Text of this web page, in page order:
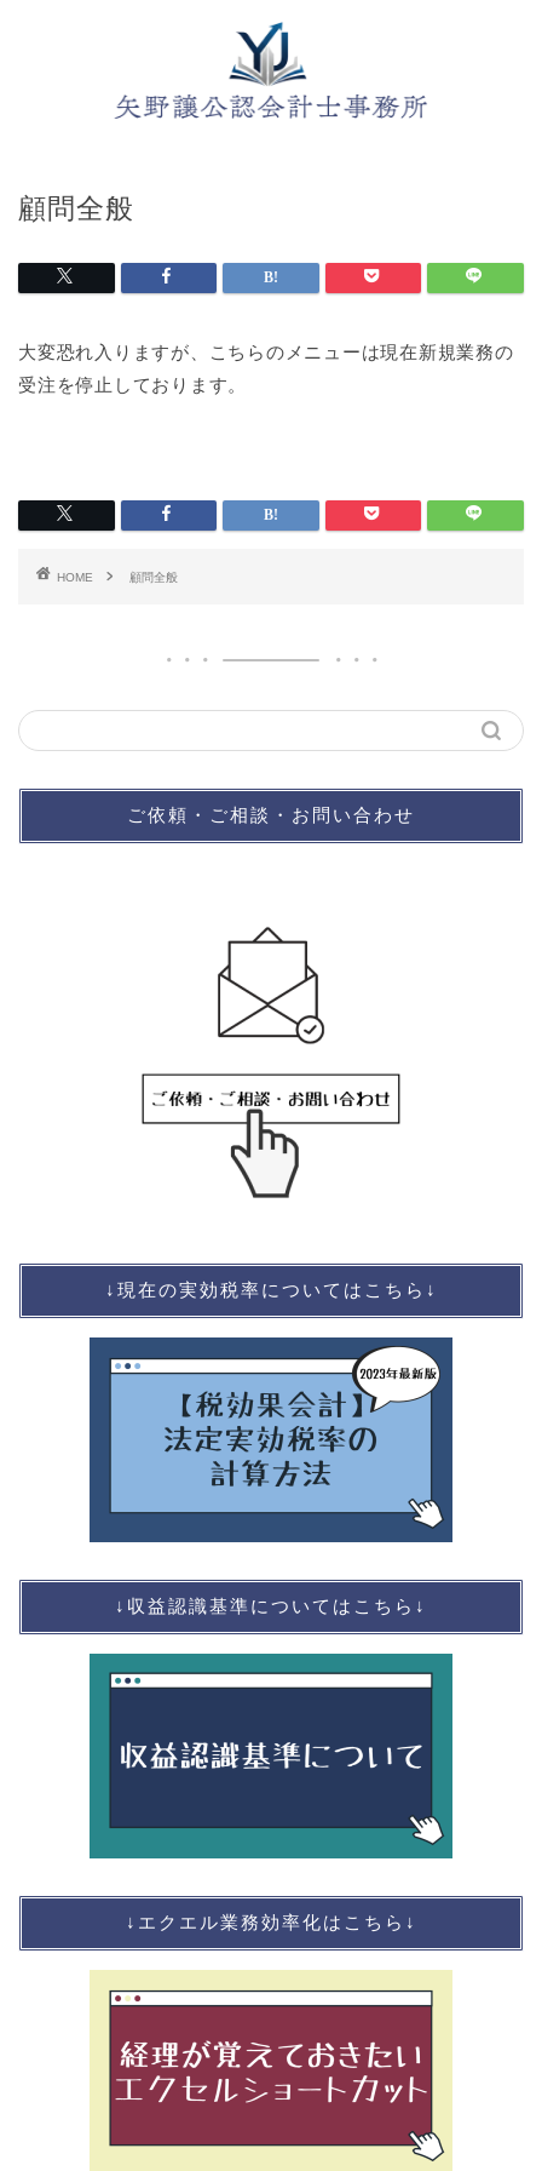
顧問全般
大変恐れ入りますが、こちらのメニューは現在新規業務の
受注を停止しております。
HOME 顧問全般
ご依頼・ご相談・お問い合わせ
↓現在の実効税率についてはこちら↓
↓収益認識基準についてはこちら↓
↓エクエル業務効率化はこちら↓